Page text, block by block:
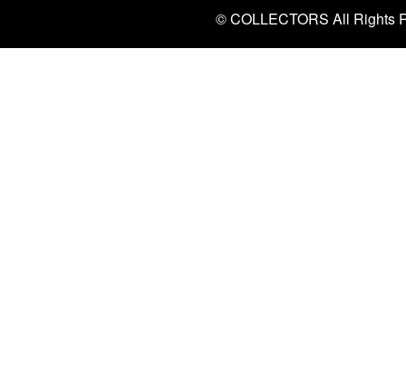
© COLLECTORS All Rights